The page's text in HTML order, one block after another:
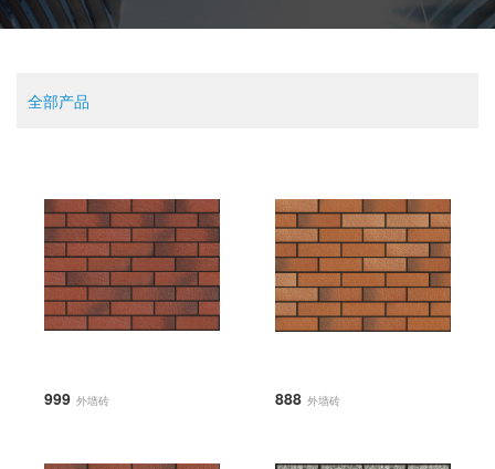
全部产品
999 外墙砖 888 外墙砖